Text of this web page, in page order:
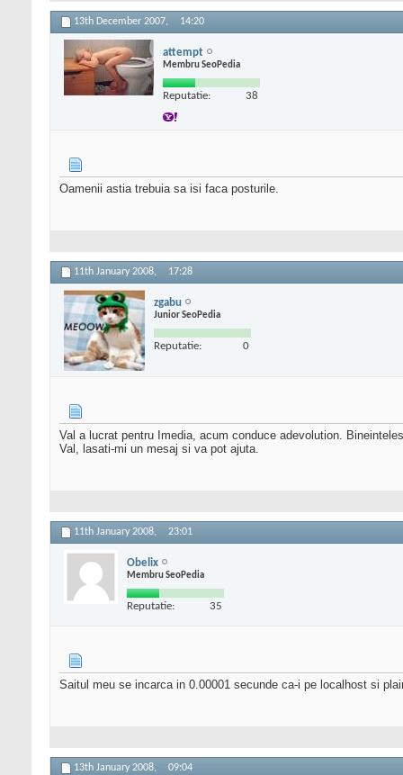
13th December 2007, 14:20
attempt
Membru SeoPedia
Reputatie: 38
Oamenii astia trebuia sa isi faca posturile.
11th January 2008, 17:28
zgabu
Junior SeoPedia
Reputatie: 0
Val a lucrat pentru Imedia, acum conduce adevolution.
Val, lasati-mi un mesaj si va pot ajuta.
11th January 2008, 23:01
Obelix
Membru SeoPedia
Reputatie: 35
Saitul meu se incarca in 0.00001 secunde ca-i pe localhost si
13th January 2008, 09:04